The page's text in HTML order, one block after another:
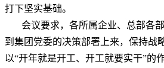
打下坚实基础。
会议要求，各所属企业、总部各
到集团党委的决策部署上来，保持战
以“开年就是开工、开工就要实干”的